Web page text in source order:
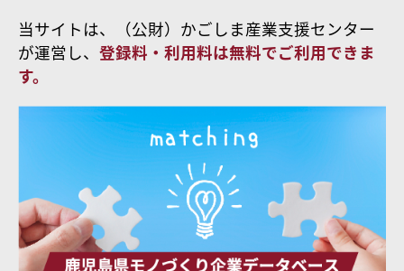
当サイトは、（公財）かごしま産業支援センター
が運営し、 登録料・利用料は無料でご利用できま
す。